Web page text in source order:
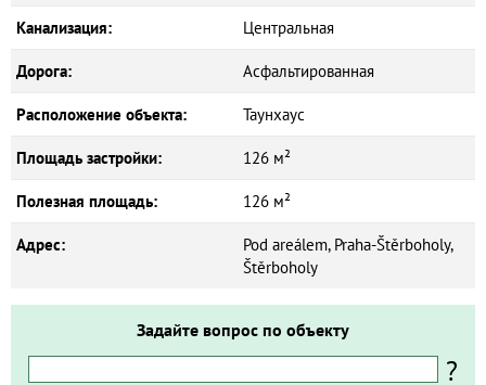
Канализация: Центральная
Дорога: Асфальтированная
Расположение объекта: Таунхаус
Площадь застройки: 126 м²
Полезная площадь: 126 м²
Адрес:
Pod areálem, Praha-Štěrboholy,
Štěrboholy
Задайте вопрос по объекту
?